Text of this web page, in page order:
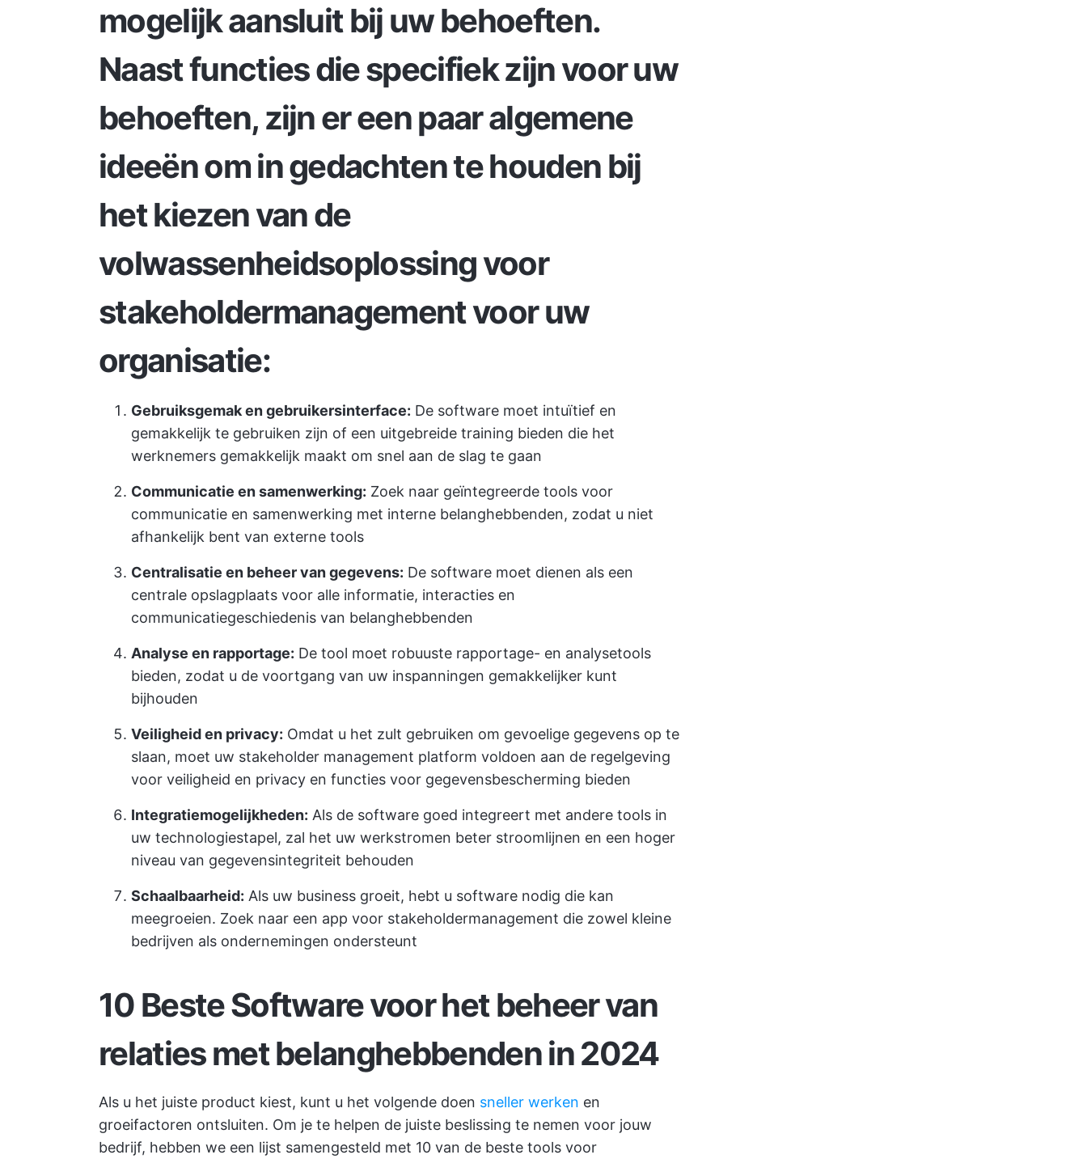
mogelijk aansluit bij uw behoeften.
Naast functies die specifiek zijn voor uw
behoeften, zijn er een paar algemene
ideeën om in gedachten te houden bij
het kiezen van de
volwassenheidsoplossing voor
stakeholdermanagement voor uw
organisatie:
Gebruiksgemak en gebruikersinterface: De software moet intuïtief en
gemakkelijk te gebruiken zijn of een uitgebreide training bieden die het
werknemers gemakkelijk maakt om snel aan de slag te gaan
Communicatie en samenwerking: Zoek naar geïntegreerde tools voor
communicatie en samenwerking met interne belanghebbenden, zodat u niet
afhankelijk bent van externe tools
Centralisatie en beheer van gegevens: De software moet dienen als een
centrale opslagplaats voor alle informatie, interacties en
communicatiegeschiedenis van belanghebbenden
Analyse en rapportage: De tool moet robuuste rapportage- en analysetools
bieden, zodat u de voortgang van uw inspanningen gemakkelijker kunt
bijhouden
Veiligheid en privacy: Omdat u het zult gebruiken om gevoelige gegevens op te
slaan, moet uw stakeholder management platform voldoen aan de regelgeving
voor veiligheid en privacy en functies voor gegevensbescherming bieden
Integratiemogelijkheden: Als de software goed integreert met andere tools in
uw technologiestapel, zal het uw werkstromen beter stroomlijnen en een hoger
niveau van gegevensintegriteit behouden
Schaalbaarheid: Als uw business groeit, hebt u software nodig die kan
meegroeien. Zoek naar een app voor stakeholdermanagement die zowel kleine
bedrijven als ondernemingen ondersteunt
10 Beste Software voor het beheer van
relaties met belanghebbenden in 2024
Als u het juiste product kiest, kunt u het volgende doen sneller werken en
groeifactoren ontsluiten. Om je te helpen de juiste beslissing te nemen voor jouw
bedrijf, hebben we een lijst samengesteld met 10 van de beste tools voor